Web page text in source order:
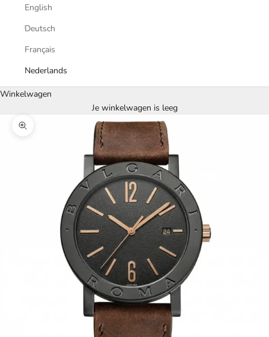
English
Deutsch
Français
Nederlands
Winkelwagen
Je winkelwagen is leeg
In-/uitzoomen